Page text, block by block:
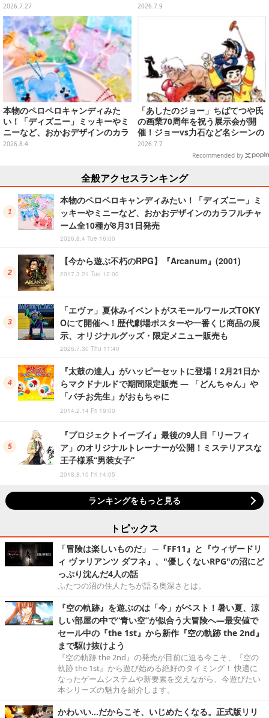
げる」のコマンドウィンドウが投
稿
2026.7.27
ッピングや”花火打ち上げ”まで盛
2026.7.9
本物のペロペロキャンディみた
い！「ディズニー」ミッキーやミ
ニーなど、おかおデザインのカラ
フルチャーム全10種が8月31日発
2026.8.4
「あしたのジョー」ちばてつや氏
の画業70周年を祝う展示会が開
催！ジョーvs力石など名シーンの
版画を買える
2026.7.7
Recommended by
全般アクセスランキング
本物のペロペロキャンディみたい！「ディズニー」ミ
ッキーやミニーなど、おかおデザインのカラフルチャ
ーム全10種が8月31日発売
2026.8.4 Tue 16:00
【今から遊ぶ不朽のRPG】『Arcanum』(2001)
2017.3.21 Tue 12:00
「エヴァ」夏休みイベントがスモールワールズTOKY
Oにて開催へ！歴代劇場ポスターや一番くじ商品の展
示、オリジナルグッズ・限定メニュー販売も
2026.7.30 Thu 11:40
『太鼓の達人』がハッピーセットに登場！2月21日か
らマクドナルドで期間限定販売 ― 「どんちゃん」や
「バチお先生」がおもちゃに
2014.2.14 Fri 19:00
『プロジェクトイーブイ』最後の9人目「リーフィ
ア」のオリジナルトレーナーが公開！ミステリアスな
王子様系“男装女子”
2018.8.10 Fri 14:05
ランキングをもっと見る
トピックス
「冒険は楽しいものだ」 ─『FF11』と『ウィザードリ
ィ ヴァリアンツ ダフネ』、"優しくないRPG"の沼にど
っぷり沈んだ4人の話
ふたつの沼の住人たちが語る奥深さとは。
『空の軌跡』を遊ぶのは「今」がベスト！暑い夏、涼
しい部屋の中で“青い空”が似合う大冒険へ―最安値で
セール中の『the 1st』から新作『空の軌跡 the 2nd』
まで駆け抜けよう
『空の軌跡 the 2nd』の発売が目前に迫る今こそ、『空の
軌跡 the 1st』から遊び始める絶好のタイミング！ 快適に
なったゲームシステムや新要素を交えながら、今遊びたい
本シリーズの魅力を紹介します。
かわいい…だからこそ、いじめたくなる。正式版リリ